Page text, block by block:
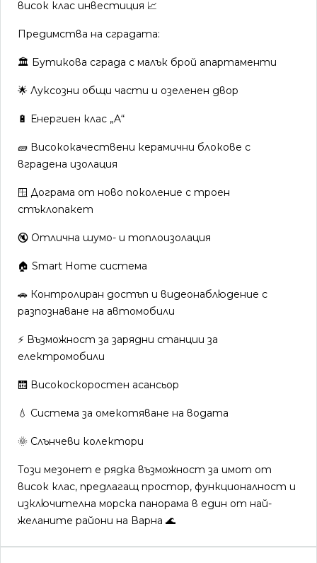
висок клас инвестиция 📈
Предимства на сградата:
🏛️ Бутикова сграда с малък брой апартаменти
🌟 Луксозни общи части и озеленен двор
🔋 Енергиен клас „A“
🧱 Висококачествени керамични блокове с
вградена изолация
🪟 Дограма от ново поколение с троен
стъклопакет
🔇 Отлична шумо- и топлоизолация
🏠 Smart Home система
🚗 Контролиран достъп и видеонаблюдение с
разпознаване на автомобили
⚡ Възможност за зарядни станции за
електромобили
🛗 Високоскоростен асансьор
💧 Система за омекотяване на водата
🌞 Слънчеви колектори
Този мезонет е рядка възможност за имот от
висок клас, предлагащ простор, функционалност и
изключителна морска панорама в един от най-
желаните райони на Варна 🌊